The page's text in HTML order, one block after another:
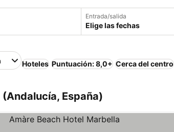
Entrada/salida
Elige las fechas
Hoteles Puntuación: 8,0+ Cerca del centro
España)